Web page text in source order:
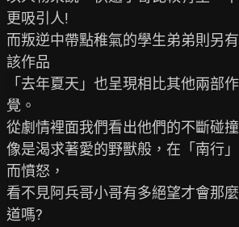
更吸引人!
而叛逆中帶點稚氣的學生弟弟則另
該作品
「去年夏天」也呈現相比其他兩部
覺。
從劇情裡面我們看出他們的不斷碰
像是渴求著愛的野獸般，在「南行
而憤怒，
看不見阿兵哥小哥有多絕望才會那
道嗎?